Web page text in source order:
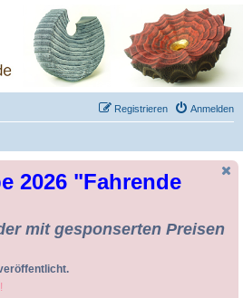
des Kunsthandwerks Anmelden
Registrieren
2026 "Fahrende
mit gesponserten Preisen